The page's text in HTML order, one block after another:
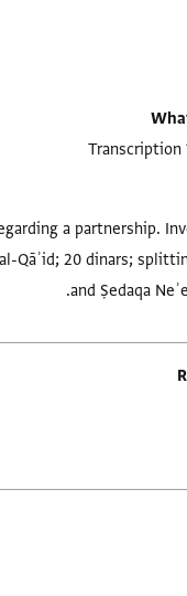
a partnership.
Qāʾid; 20 dinars;
and Ṣedaqa